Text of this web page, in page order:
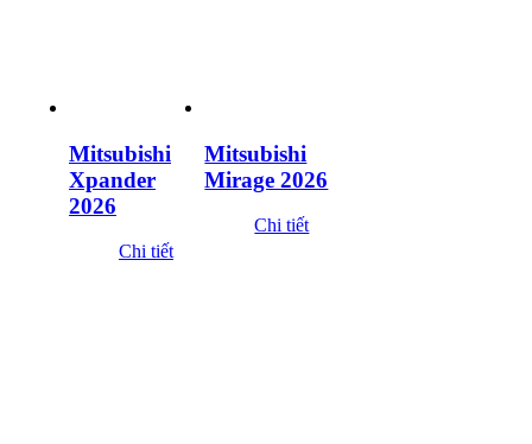
Mitsubishi
Xpander
2026
Chi tiết
Mitsubishi
Mirage 2026
Chi tiết